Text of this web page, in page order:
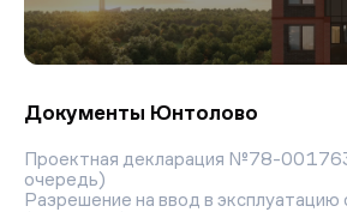
Документы Юнтолово
Проектная декларация №78-
очередь)
Разрешение на ввод в